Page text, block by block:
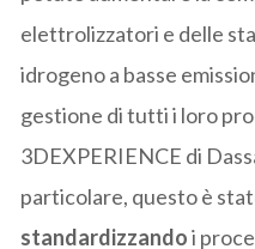
elettrolizzatori e delle
idrogeno a basse
gestione di tutti i loro
3DEXPERIENCE di
particolare, questo è
standardizzandoi